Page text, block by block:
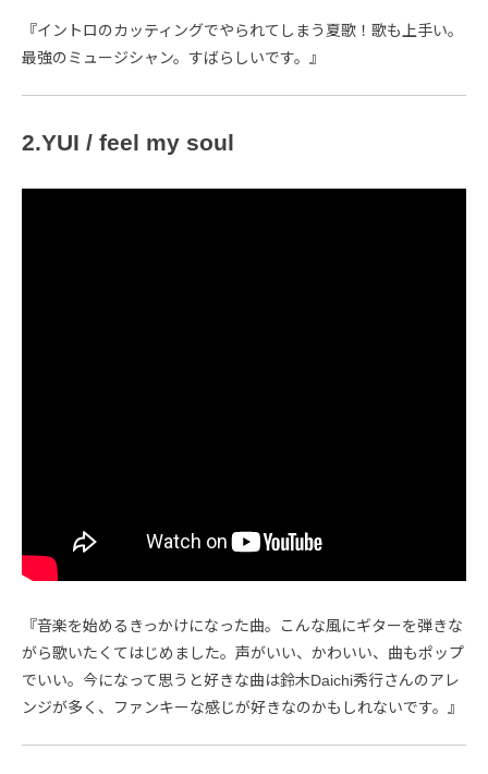
『イントロのカッティングでやられてしまう夏歌！歌も上手い。
最強のミュージシャン。すばらしいです。』
2.YUI / feel my soul
『音楽を始めるきっかけになった曲。こんな風にギターを弾きな
がら歌いたくてはじめました。声がいい、かわいい、曲もポップ
でいい。今になって思うと好きな曲は鈴木Daichi秀行さんのアレ
ンジが多く、ファンキーな感じが好きなのかもしれないです。』